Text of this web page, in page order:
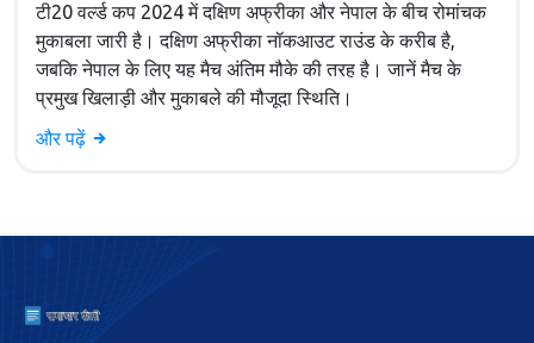
टी20 वर्ल्ड कप 2024 में दक्षिण अफ्रीका और नेपाल के बीच रोमांचक
मुकाबला जारी है। दक्षिण अफ्रीका नॉकआउट राउंड के करीब है,
जबकि नेपाल के लिए यह मैच अंतिम मौके की तरह है। जानें मैच के
प्रमुख खिलाड़ी और मुकाबले की मौजूदा स्थिति।
और पढ़ें